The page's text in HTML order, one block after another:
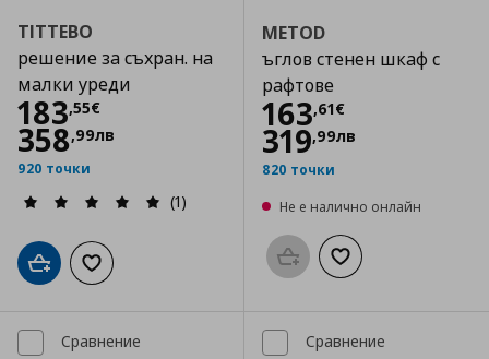
TITTEBO
решение за съхран. на
малки уреди
183,55€
Цена
358,99лв
920 точки
(1)
Добави в кошницата
Добави към списъка с любими
METOD
ъглов стенен шкаф с
рафтове
163,61€
Цена
319,99лв
820 точки
Не е налично онлайн
Προσθήκη στο καλάθι
Добави към
Сравнение Сравнение